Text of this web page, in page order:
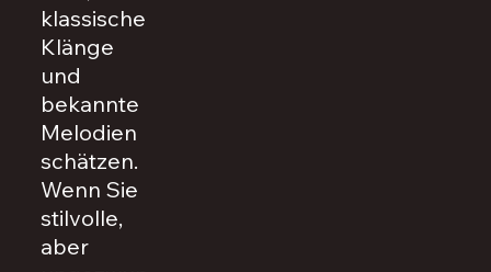
klassische
Klänge
und
bekannte
Melodien
schätzen.
Wenn Sie
stilvolle,
aber